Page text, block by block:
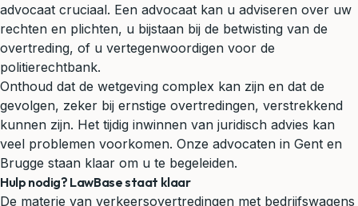
advocaat cruciaal. Een advocaat kan u adviseren over uw
rechten en plichten, u bijstaan bij de betwisting van de
overtreding, of u vertegenwoordigen voor de
politierechtbank.
Onthoud dat de wetgeving complex kan zijn en dat de
gevolgen, zeker bij ernstige overtredingen, verstrekkend
kunnen zijn. Het tijdig inwinnen van juridisch advies kan
veel problemen voorkomen. Onze advocaten in Gent en
Brugge staan klaar om u te begeleiden.
Hulp nodig? LawBase staat klaar
De materie van verkeersovertredingen met bedrijfswagens